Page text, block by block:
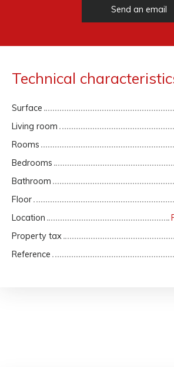
Send an email
Technical
Surface
Living room
Rooms
Bedrooms
Bathroom
Floor
Location
Property tax
Reference